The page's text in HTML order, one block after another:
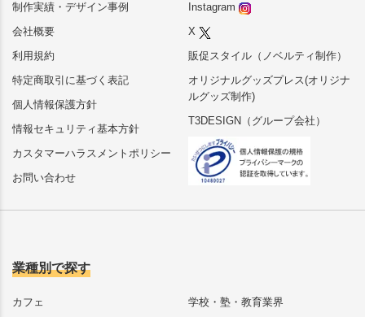
制作実績・デザイン事例
会社概要
利用規約
特定商取引に基づく表記
個人情報保護方針
情報セキュリティ基本方針
カスタマーハラスメントポリシー
お問い合わせ
Instagram
X
販促スタイル（ノベルティ制作）
オリジナルグッズプレス(オリジナ
ルグッズ制作)
T3DESIGN（グループ会社）
業種別で探す
カフェ
学校・塾・教育業界